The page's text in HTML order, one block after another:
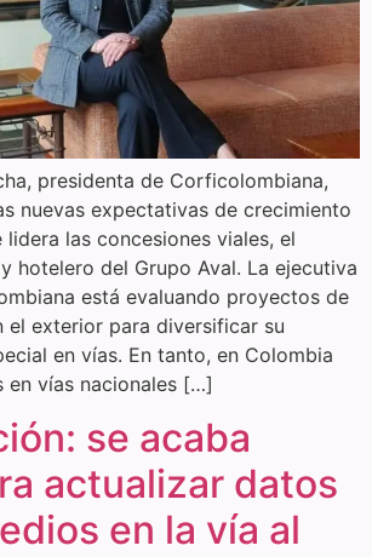
presidenta de Corficolombiana,
nuevas expectativas de crecimiento
las concesiones viales, el
hotelero del Grupo Aval. La ejecutiva
está evaluando proyectos de
el exterior para diversificar su
en vías. En tanto, en Colombia
en vías nacionales […]
se acaba
actualizar datos
en la vía al